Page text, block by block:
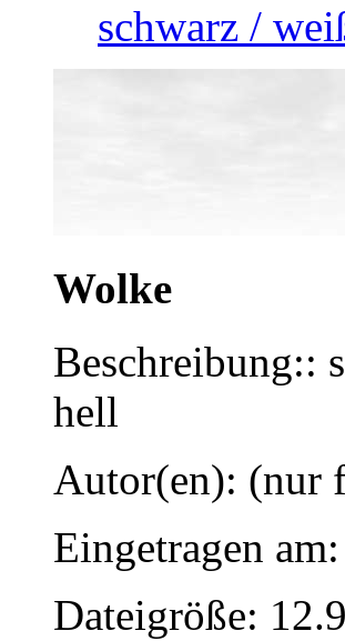
schwarz /
Wolke
Beschreibung::
hell
Autor(en): (nur
Eingetragen
Dateigröße: